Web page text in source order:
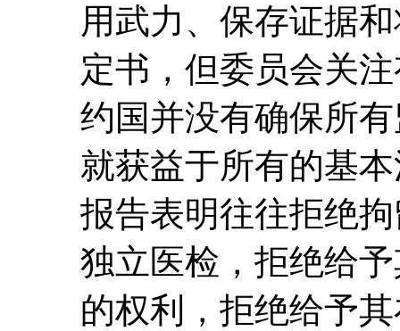
用武力、保存证据
定书，但委员会关
约国并没有确保所
就获益于所有的基
报告表明往往拒绝
独立医检，拒绝给
的权利，拒绝给予